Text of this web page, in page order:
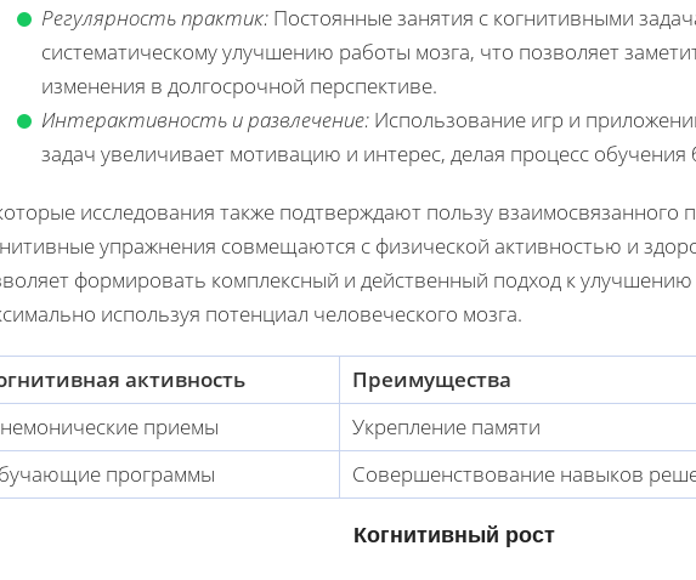
Регулярность практик: Постоянные занятия с когнитивными
систематическому улучшению работы мозга, что позволяет
изменения в долгосрочной перспективе.
Интерактивность и развлечение: Использование игр и
задач увеличивает мотивацию и интерес, делая процесс обучения
исследования также подтверждают пользу взаимосвязанного
упражнения совмещаются с физической активностью и
формировать комплексный и действенный подход к улучшению
используя потенциал человеческого мозга.
активность
Преимущества
приемы
Укрепление памяти
программы
Совершенствование навыков
Когнитивный рост